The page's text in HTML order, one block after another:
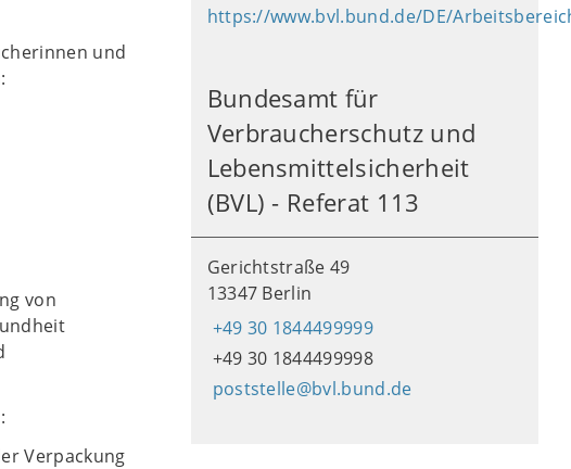
und
von
Verpackung
https://www.bvl.bund.de/DE/
Bundesamt für
Verbraucherschutz und
Lebensmittelsicherheit
(BVL) - Referat 113
Gerichtstraße 49
13347 Berlin
+49 30 1844499999
+49 30 1844499998
poststelle@bvl.bund.de